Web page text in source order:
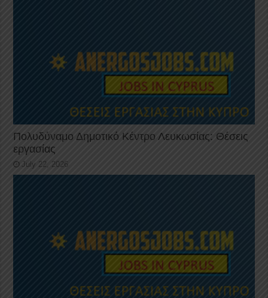
Πολυδύναμο Δημοτικό Κέντρο Λευκωσίας: Θέσεις
εργασίας
July 22, 2026